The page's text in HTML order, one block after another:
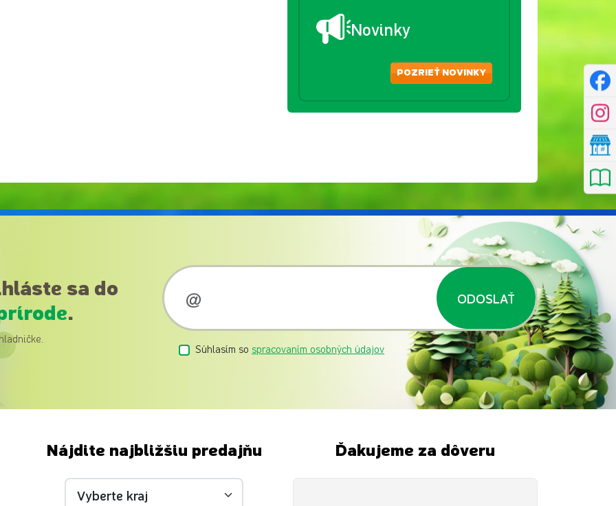
Novinky
POZRIEŤ NOVINKY
sa do
.
ODOSLAŤ
Súhlasím so spracovaním osobných údajov
Nájdite najbližšiu predajňu Ďakujeme za dôveru